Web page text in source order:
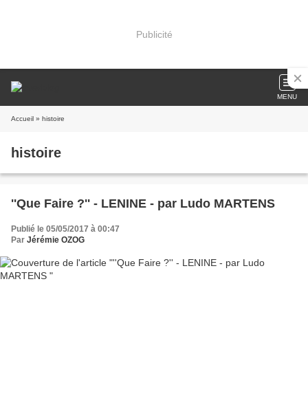
Publicité
MENU
Accueil » histoire
histoire
''Que Faire ?'' - LENINE - par Ludo MARTENS
Publié le 05/05/2017 à 00:47
Par Jérémie OZOG